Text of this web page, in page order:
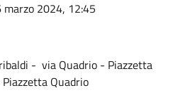
marzo 2024, 12:45
- via Quadrio - Piazzetta
Quadrio